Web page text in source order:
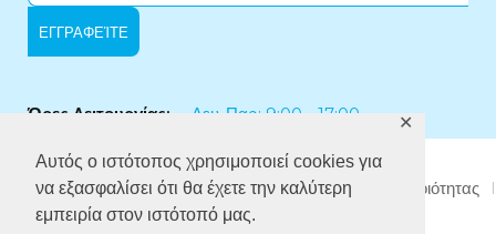
Αυτός ο ιστότοπος χρησιμοποιεί cookies για
να εξασφαλίσει ότι θα έχετε την καλύτερη
εμπειρία στον ιστότοπό μας.
✕
Ώρες Λειτουργίας: Δευ-Παρ: 9:00 - 17:00
Εταιρικό Προφίλ Πολιτική Απορρήτου
Πολιτική Ποιότητας
Πολιτική κατά της Δωροδοκίας